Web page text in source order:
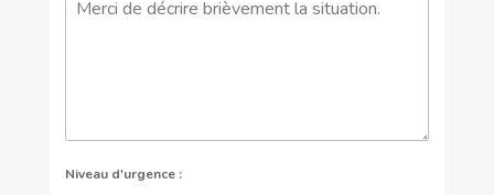
Niveau d'urgence :